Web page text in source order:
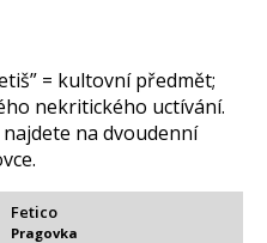
= kultovní předmět;
nekritického uctívání.
na dvoudenní
Fetico
Pragovka